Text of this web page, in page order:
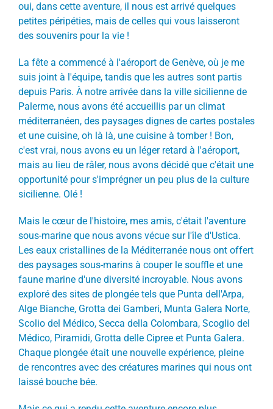
oui, dans cette aventure, il nous est arrivé quelques
petites péripéties, mais de celles qui vous laisseront
des souvenirs pour la vie !
La fête a commencé à l'aéroport de Genève, où je me
suis joint à l'équipe, tandis que les autres sont partis
depuis Paris. À notre arrivée dans la ville sicilienne de
Palerme, nous avons été accueillis par un climat
méditerranéen, des paysages dignes de cartes postales
et une cuisine, oh là là, une cuisine à tomber ! Bon,
c'est vrai, nous avons eu un léger retard à l'aéroport,
mais au lieu de râler, nous avons décidé que c'était une
opportunité pour s'imprégner un peu plus de la culture
sicilienne. Olé !
Mais le cœur de l'histoire, mes amis, c'était l'aventure
sous-marine que nous avons vécue sur l'île d'Ustica.
Les eaux cristallines de la Méditerranée nous ont offert
des paysages sous-marins à couper le souffle et une
faune marine d'une diversité incroyable. Nous avons
exploré des sites de plongée tels que Punta dell'Arpa,
Alge Bianche, Grotta dei Gamberi, Munta Galera Norte,
Scolio del Médico, Secca della Colombara, Scoglio del
Médico, Piramidi, Grotta delle Cipree et Punta Galera.
Chaque plongée était une nouvelle expérience, pleine
de rencontres avec des créatures marines qui nous ont
laissé bouche bée.